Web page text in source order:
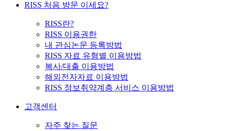
RISS 처음 방문 이세요?
RISS란?
RISS 이용권한
내 관심논문 등록방법
RISS 자료 유형별 이용방법
복사/대출 이용방법
해외전자자료 이용방법
RISS 정보취약계층 서비스 이용방법
고객센터
자주 찾는 질문